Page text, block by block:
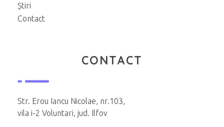
Știri
Contact
CONTACT
Str. Erou Iancu Nicolae, nr.103,
vila i-2 Voluntari, jud. Ilfov